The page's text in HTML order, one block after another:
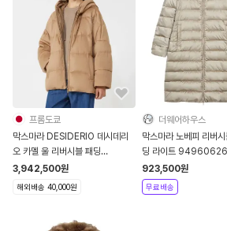
프롬도쿄
막스마라 DESIDERIO 데시데리
오 카멜 울 리버시블 패딩
9486035506001
3,942,500원
해외배송 40,000원
더웨어하우스
막스마라 노베피 리버
딩 라이트
923,500원
무료배송